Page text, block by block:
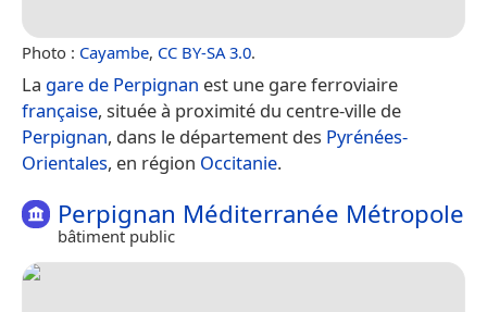
Photo : Cayambe, CC BY-SA 3.0.
La gare de Perpignan est une gare ferroviaire
française, située à proximité du centre-ville de
Perpignan, dans le département des Pyrénées-
Orientales, en région Occitanie.
Perpignan Méditerranée Métropole
bâtiment public